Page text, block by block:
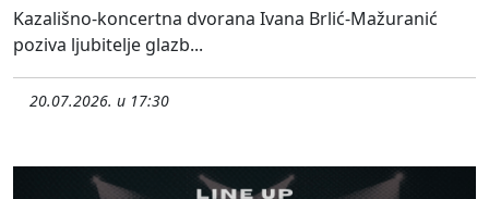
Kazališno-koncertna dvorana Ivana Brlić-Mažuranić
poziva ljubitelje glazb...
20.07.2026. u 17:30